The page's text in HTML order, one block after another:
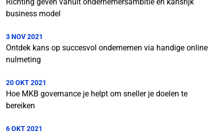
business model
3 NOV 2021
Ontdek kans op succesvol ondernemen via handige online
nulmeting
20 OKT 2021
Hoe MKB governance je helpt om sneller je doelen te
bereiken
6 OKT 2021